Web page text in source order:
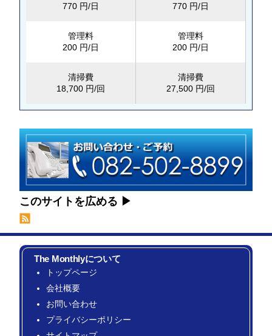
770 円/日
管理料
200 円/日
清掃費
18,700 円/回
770 円/日
管理料
200 円/日
清掃費
27,500 円/回
このサイトを広める
The Monthlyについて
トップページ
会社概要
お問い合わせ
プライバシーポリシー